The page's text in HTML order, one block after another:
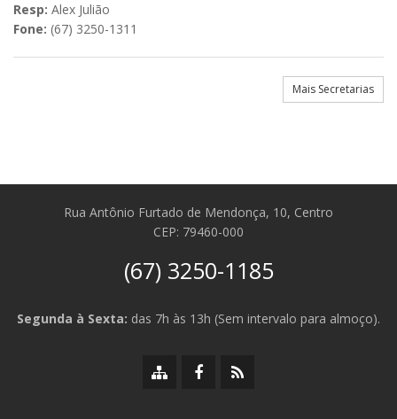
Resp: Alex Julião
Fone: (67) 3250-1311
Mais Secretarias
Rua Antônio Furtado de Mendonça, 10, Centro
CEP: 79460-000
(67) 3250-1185
Segunda à Sexta: das 7h às 13h (Sem intervalo para almoço).
MapaFacebook
RSS